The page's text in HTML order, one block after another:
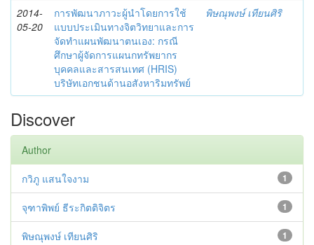
2014-
05-20
การพัฒนาภาวะผู้นำโดยการใช้
แบบประเมินทางจิตวิทยาและการ
จัดทำแผนพัฒนาตนเอง: กรณี
ศึกษาผู้จัดการแผนกทรัพยากร
บุคคลและสารสนเทศ (HRIS)
บริษัทเอกชนด้านอสังหาริมทรัพย์
พิษณุพงษ์ เทียนศิริ
Discover
Author
1
กวิภู แสนใจงาม
1
จุฑาพิพย์ ธีระกิตติจิตร
1
พิษณุพงษ์ เทียนศิริ